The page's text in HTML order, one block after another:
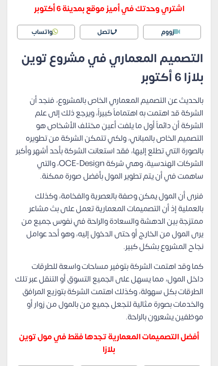
اشتري وحدتك في أميز موقع بمدينة 6 أكتوبر
زووم اتصل واتساب
التصميم المعماري في مشروع توين
بلازا 6 أكتوبر
بالحديث عن التصميم المعماري الخاص بالمشروع، فنجد أن
الشركة قد اهتمت به اهتماماً كبيراً، ويرجع ذلك إلى علم
الشركة أن دائماً أول ما يلفت أعين مختلف الأشخاص هو
التصميم الخاص بالمباني، ولكي تتمكن الشركة من تطويره
بالصورة التي تطلع إليها، فقد استعانت الشركة بأحد أشهر وأكبر
الشركات الهندسية، وهي شركة OCE-Design، والتي
ساهمت في أن يتم تطوير المول بأفضل صورة ممكنة.
فنرى أن المول يمكن وصفة بالعصرية والفخامة، وكذلك
بالعملية إذ أن التصميمات المعمارية تعمل على بث مشاعر
ممتزجة بين الدهشة والسعادة والراحة في نفوس جميع من
يرى المول من الخارج أو حتى الدخول إليه، وهو أحد عوامل
نجاح المشروع بشكل كبير.
كما وقد اهتمت الشركة بتوفير مساحات واسعة للطرقات
داخل المول، مما يسهل على الجميع التسوق أو التنقل عبر تلك
الطرقات بكل سهولة، وكذلك اهتمت الشركة بتوزيع المرافق
والخدمات بصورة مثالية لتجعل جميع من بالمول من زوار أو
موظفين يشعرون بالراحة.
أفضل التصميمات المعمارية تجدها فقط في مول توين
بلازا